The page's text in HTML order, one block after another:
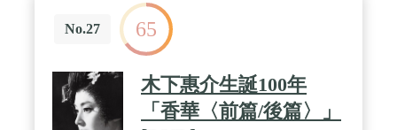
No.27 65
木下惠介生誕100年
「香華〈前篇/後篇〉」